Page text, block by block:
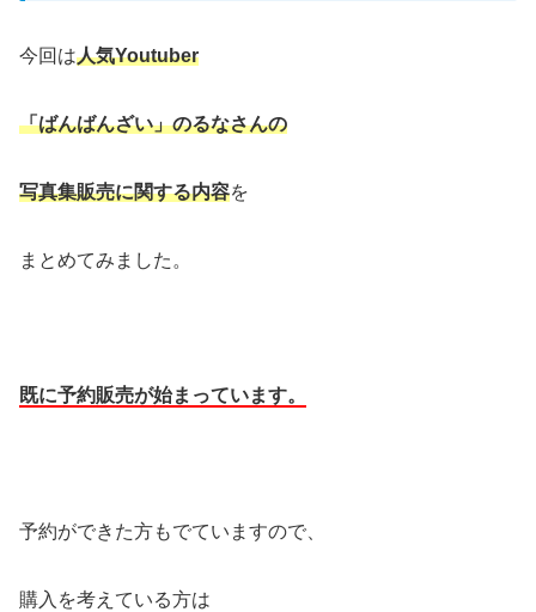
今回は人気Youtuber
「ばんばんざい」のるなさんの
写真集販売に関する内容を
まとめてみました。
既に予約販売が始まっています。
予約ができた方もでていますので、
購入を考えている方は